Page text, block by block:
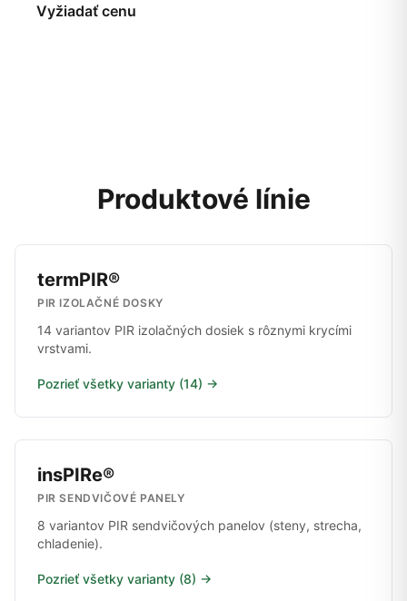
Vyžiadať cenu
Produktové línie
termPIR®
PIR IZOLAČNÉ DOSKY
14 variantov PIR izolačných dosiek s rôznymi krycími
vrstvami.
Pozrieť všetky varianty (14) →
insPIRe®
PIR SENDVIČOVÉ PANELY
8 variantov PIR sendvičových panelov (steny, strecha,
chladenie).
Pozrieť všetky varianty (8) →